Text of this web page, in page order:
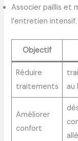
Associer paillis et
l’entretien intensif.
Objectif
Réduire
traitements
au
Améliorer
confort